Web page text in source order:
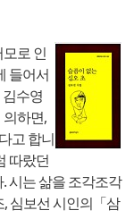
로 인
들어서
수영
하면,
고 합니
따랐던
시는 삶을 조각조각
심보선 시인의「삼